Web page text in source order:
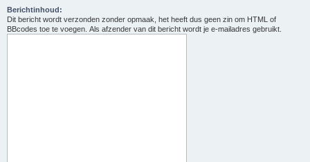
Berichtinhoud:
Dit bericht wordt verzonden zonder opmaak, het heeft dus geen zin om HTML of
BBcodes toe te voegen. Als afzender van dit bericht wordt je e-mailadres gebruikt.